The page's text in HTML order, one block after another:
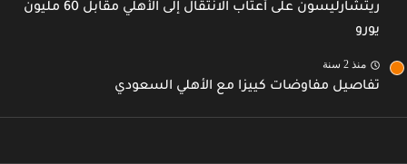
ريتشارليسون على أعتاب الانتقال إلى الأهلي مقابل 60 مليون
يورو
منذ 2 سنة
تفاصيل مفاوضات كييزا مع الأهلي السعودي